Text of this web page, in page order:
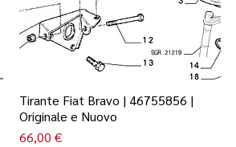
Tirante Fiat Bravo | 46755856 |
Originale e Nuovo
Prezzo
66,00 €